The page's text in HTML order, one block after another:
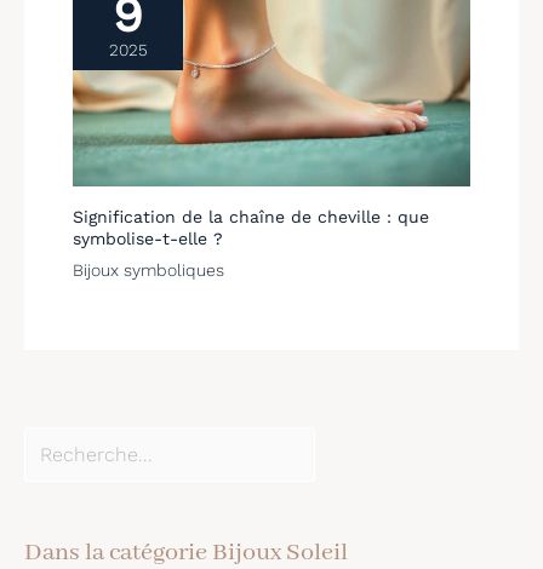
9
2025
Signification de la chaîne de cheville : que
symbolise-t-elle ?
Bijoux symboliques
Dans la catégorie Bijoux Soleil